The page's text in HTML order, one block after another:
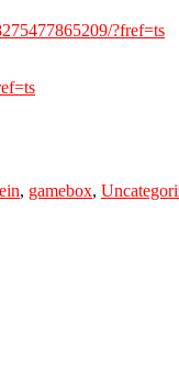
?fref=ts
, gamebox,